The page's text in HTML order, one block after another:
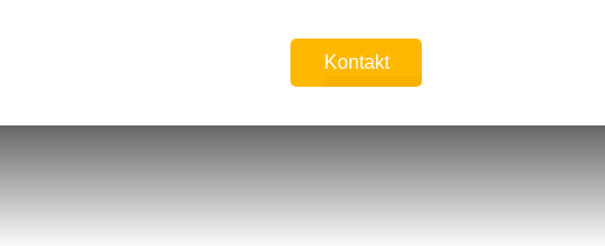
Kontakt